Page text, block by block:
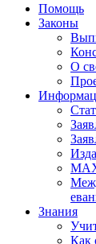
Помощь
Законы
О
Знания
Как